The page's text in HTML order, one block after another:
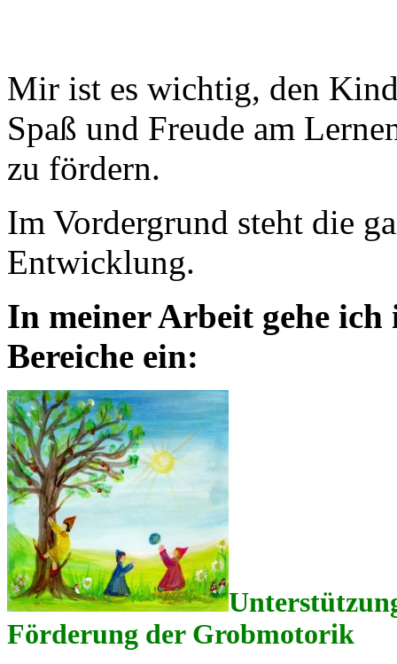
Mir ist es wichtig, den
Spaß und Freude am
zu fördern.
Im Vordergrund steht die
Entwicklung.
In meiner Arbeit gehe ich
Bereiche ein:
Förderung der Grobmotorik